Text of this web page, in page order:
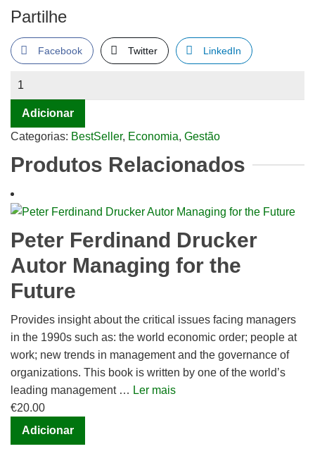
Partilhe
Facebook Twitter LinkedIn
Quantidade
de
Risco
e
Fortuna
Grande
da
Inovação
Robert
Lattes
Adicionar
Categorias: BestSeller, Economia, Gestão
Produtos Relacionados
Peter Ferdinand Drucker
Autor Managing for the
Future
Provides insight about the critical issues facing managers
in the 1990s such as: the world economic order; people at
work; new trends in management and the governance of
organizations. This book is written by one of the world’s
leading management … Ler mais
€20.00
Adicionar